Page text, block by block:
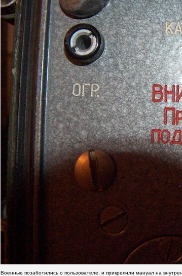
Военные позаботились о пользователе, и прикрепили мануал на